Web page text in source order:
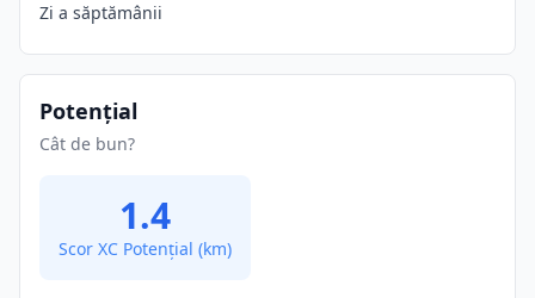
Zi a săptămânii
Potențial
Cât de bun?
1.4
Scor XC Potențial (km)